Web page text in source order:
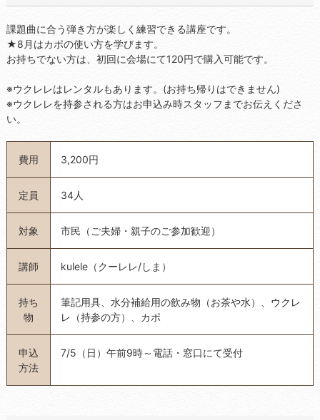
課題曲に合う弾き方が楽しく練習できる講座です。
★8月はカポの使い方を学びます。
お持ちでない方は、初回に会場にて120円で購入可能です。
※ウクレレはレンタルもあります。(お持ち帰りはできません)
※ウクレレを持参される方はお申込み時スタッフまでお伝えくださ
い。
費用 3,200円
定員 34人
対象 市民（ご夫婦・親子のご参加歓迎）
講師 kulele（クーレレ/しま）
持ち
物
筆記用具、水分補給用の飲み物（お茶や水）、ウクレ
レ（持参の方）、カポ
申込
方法
7/5（日）午前9時～電話・窓口にて受付